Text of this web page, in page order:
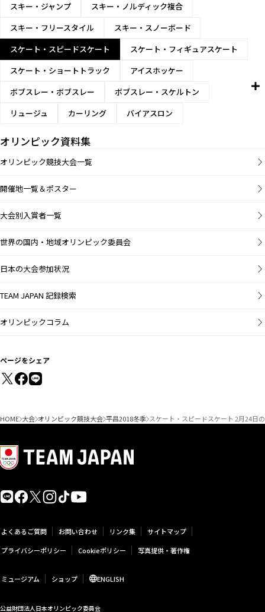
スキー・ジャンプ
スキー・ノルディック複合
スキー・フリースタイル
スキー・スノーボード
スケート・スピードスケート
スケート・フィギュアスケート
スケート・ショートトラック
アイスホッケー
ボブスレー・ボブスレー
ボブスレー・スケルトン
リュージュ
カーリング バイアスロン
オリンピック資料集
オリンピック競技大会一覧
開催地一覧＆ポスター
大会別入賞者一覧
世界の国内・地域オリンピック委員会
日本の大会参加状況
TEAM JAPAN 記録検索
オリンピックコラム
ページをシェア
HOME 大会 オリンピック競技大会 平昌2018冬季 スケート・スピードスケート 2月24日
よくあるご質問 お問い合わせ リンク集
サイトマップ
プライバシーポリシー
Cookieポリシー 写真提供・著作権
ミュージアム ショップ ENGLISH
公益財団法人日本オリンピック委員会